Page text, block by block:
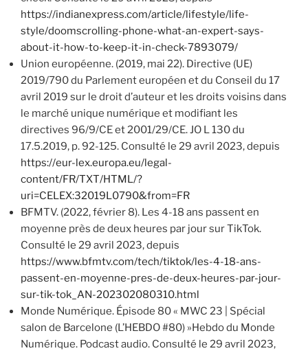
https://indianexpress.com/article/lifestyle/life-
style/doomscrolling-phone-what-an-expert-says-
about-it-how-to-keep-it-in-check-7893079/
Union européenne. (2019, mai 22). Directive (UE)
2019/790 du Parlement européen et du Conseil du 17
avril 2019 sur le droit d’auteur et les droits voisins dans
le marché unique numérique et modifiant les
directives 96/9/CE et 2001/29/CE. JO L 130 du
17.5.2019, p. 92-125. Consulté le 29 avril 2023, depuis
https://eur-lex.europa.eu/legal-
content/FR/TXT/HTML/?
uri=CELEX:32019L0790&from=FR
BFMTV. (2022, février 8). Les 4-18 ans passent en
moyenne près de deux heures par jour sur TikTok.
Consulté le 29 avril 2023, depuis
https://www.bfmtv.com/tech/tiktok/les-4-18-ans-
passent-en-moyenne-pres-de-deux-heures-par-jour-
sur-tik-tok_AN-202302080310.html
Monde Numérique. Épisode 80 « MWC 23 | Spécial
salon de Barcelone (L’HEBDO #80) »Hebdo du Monde
Numérique. Podcast audio. Consulté le 29 avril 2023,